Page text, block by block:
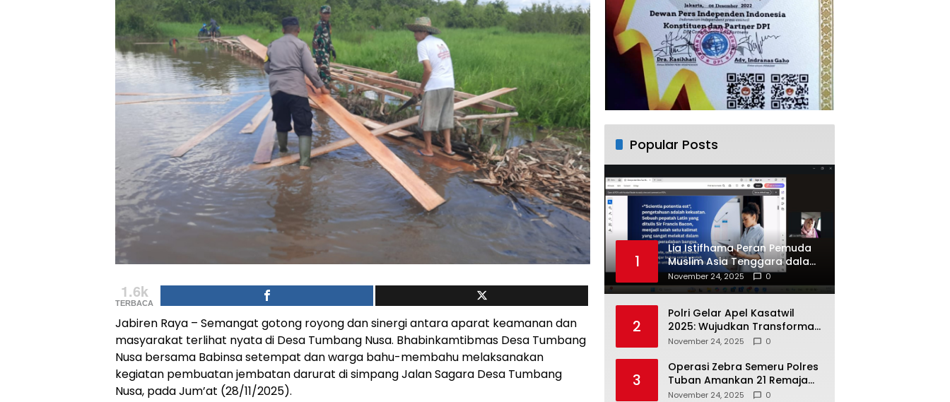
1.6k
TERBACA
Jabiren Raya – Semangat gotong royong dan sinergi antara aparat keamanan dan
masyarakat terlihat nyata di Desa Tumbang Nusa. Bhabinkamtibmas Desa Tumbang
Nusa bersama Babinsa setempat dan warga bahu-membahu melaksanakan
kegiatan pembuatan jembatan darurat di simpang Jalan Sagara Desa Tumbang
Nusa, pada Jum’at (28/11/2025).
Popular Posts
1
Lia Istifhama Peran Pemuda
Muslim Asia Tenggara dalam
Inovasi dan Kolaborasi
Internasional
November 24, 2025 0
2
Polri Gelar Apel Kasatwil
2025: Wujudkan Transformasi
Polri yang Profesional untuk
November 24, 2025 0
3
Operasi Zebra Semeru Polres
Tuban Amankan 21 Remaja
Pelaku Balap Liar
November 24, 2025 0